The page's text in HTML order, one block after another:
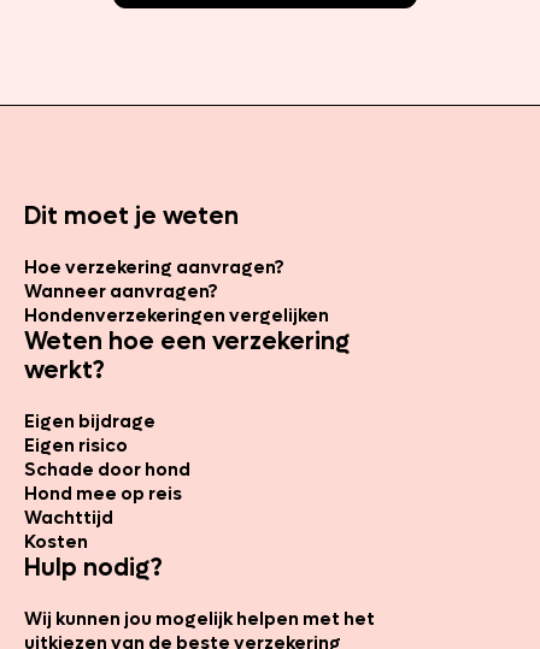
Dit moet je weten
Hoe verzekering aanvragen?
Wanneer aanvragen?
Hondenverzekeringen vergelijken
Weten hoe een verzekering
werkt?
Eigen bijdrage
Eigen risico
Schade door hond
Hond mee op reis
Wachttijd
Kosten
Hulp nodig?
Wij kunnen jou mogelijk helpen met het
uitkiezen van de beste verzekering